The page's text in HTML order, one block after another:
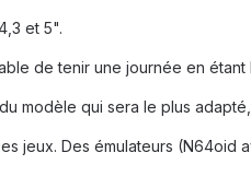
et 5".
de tenir une journée en étant
modèle qui sera le plus
jeux. Des émulateurs